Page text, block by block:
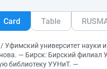
Card Table
Уфимский университет науки и
— Бирск: Бирский филиал
библиотеку УУНиТ. —